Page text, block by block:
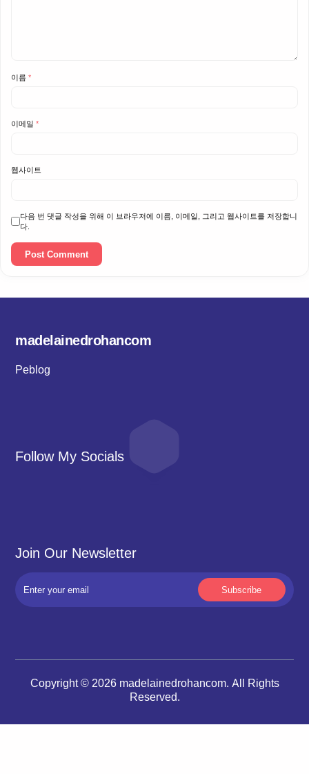
이름 *
이메일 *
웹사이트
다음 번 댓글 작성을 위해 이 브라우저에 이름, 이메일, 그리고 웹사이트를 저장합니
다.
madelainedrohancom
Peblog
Follow My Socials
Join Our Newsletter
Copyright © 2026 madelainedrohancom. All Rights
Reserved.